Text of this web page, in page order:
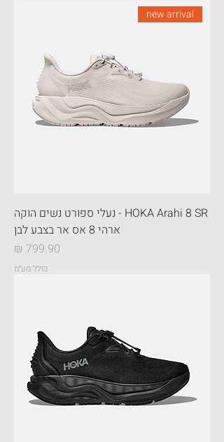
new arrival
HOKA Arahi 8 SR - נעלי ספורט נשים הוקה
ארהי 8 אס אר בצבע לבן
מחיר
כולל מע״מ